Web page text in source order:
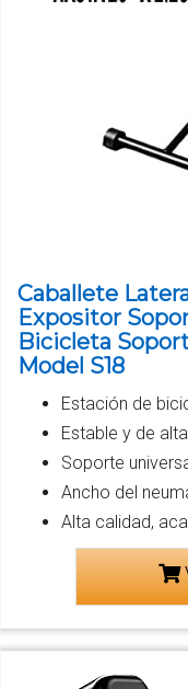
Caballete
Expositor
Bicicleta
Model S18
Estación de
Estable y de
Soporte
Ancho del
Alta calidad,